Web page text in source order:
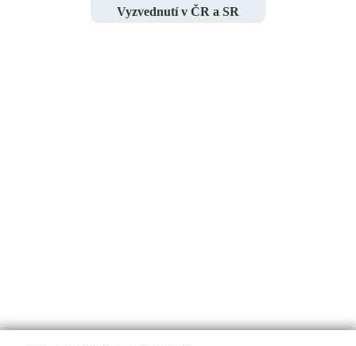
Vyzvednutí v ČR a SR